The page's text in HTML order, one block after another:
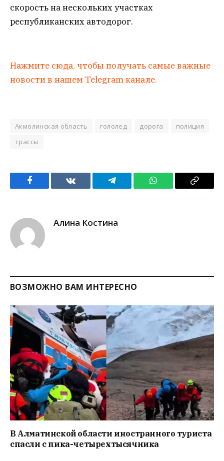
скорость на нескольких участках
республиканских автодорог.
Нажмите сюда, чтобы получать самые важные
новости в нашем Telegram канале.
Акмолинская область гололед дорога
полиция
трассы
Facebook VKontakteTelegram WhatsApp Copy
Алина Костина
ВОЗМОЖНО ВАМ ИНТЕРЕСНО
В Алматинской области иностранного туриста
спасли с пика-четырехтысячника